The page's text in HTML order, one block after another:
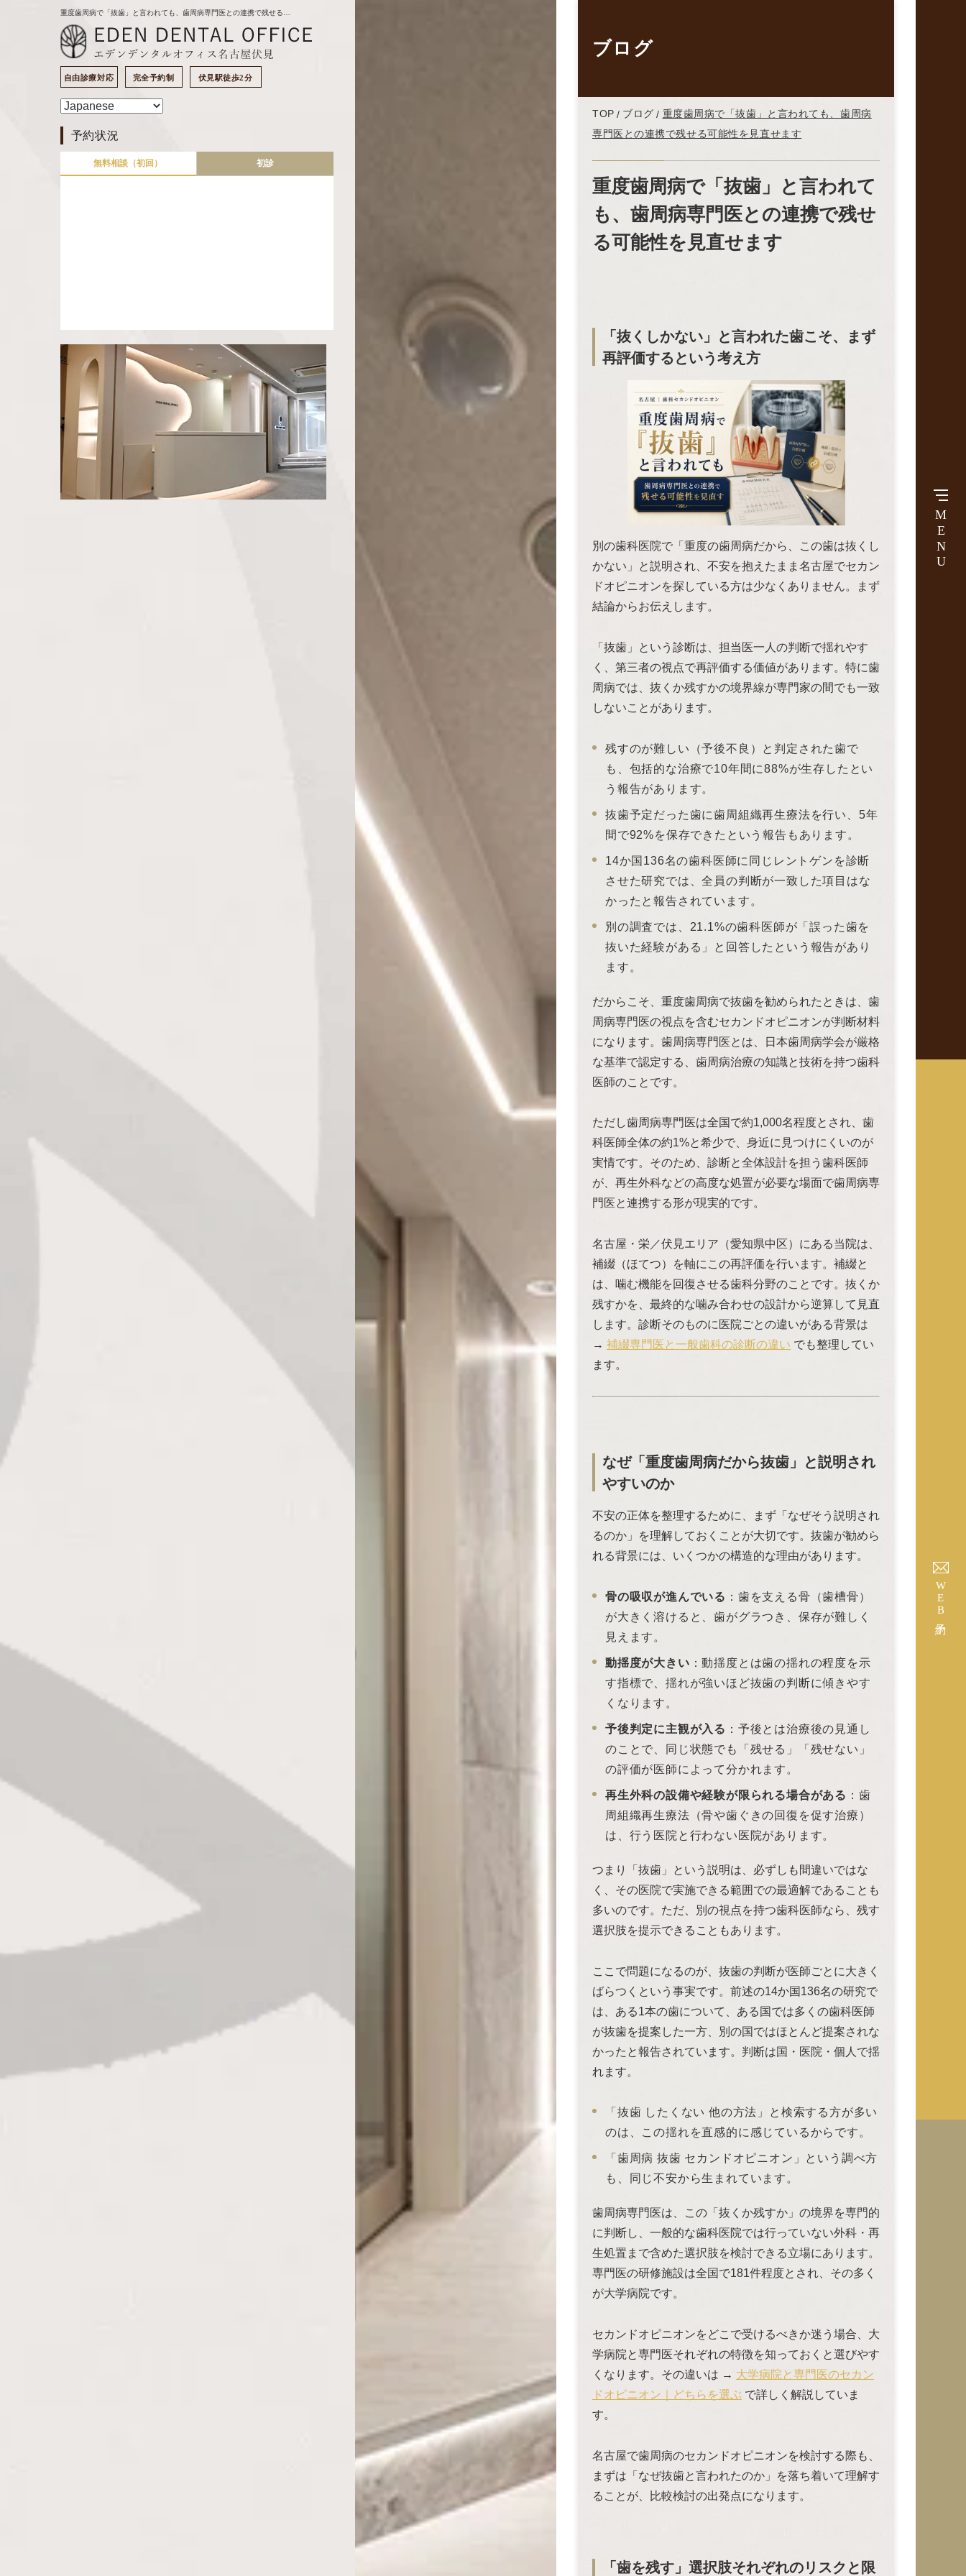
自由診療対応 完全予約制 伏見駅徒歩2分
予約状況
無料相談（初回） 初診
MENU
WEB予約
ブログ
TOP ブログ
重度歯周病で「抜歯」と言われても、歯周病
専門医との連携で残せる可能性を見直せます
重度歯周病で「抜歯」と言われて
も、歯周病専門医との連携で残せ
る可能性を見直せます
「抜くしかない」と言われた歯こそ、まず
再評価するという考え方
別の歯科医院で「重度の歯周病だから、この歯は抜くし
かない」と説明され、不安を抱えたまま名古屋でセカン
ドオピニオンを探している方は少なくありません。まず
結論からお伝えします。
「抜歯」という診断は、担当医一人の判断で揺れやす
く、第三者の視点で再評価する価値があります。特に歯
周病では、抜くか残すかの境界線が専門家の間でも一致
しないことがあります。
残すのが難しい（予後不良）と判定された歯で
も、包括的な治療で10年間に88%が生存したとい
う報告があります。
抜歯予定だった歯に歯周組織再生療法を行い、5年
間で92%を保存できたという報告もあります。
14か国136名の歯科医師に同じレントゲンを診断
させた研究では、全員の判断が一致した項目はな
かったと報告されています。
別の調査では、21.1%の歯科医師が「誤った歯を
抜いた経験がある」と回答したという報告があり
ます。
だからこそ、重度歯周病で抜歯を勧められたときは、歯
周病専門医の視点を含むセカンドオピニオンが判断材料
になります。歯周病専門医とは、日本歯周病学会が厳格
な基準で認定する、歯周病治療の知識と技術を持つ歯科
医師のことです。
ただし歯周病専門医は全国で約1,000名程度とされ、歯
科医師全体の約1%と希少で、身近に見つけにくいのが
実情です。そのため、診断と全体設計を担う歯科医師
が、再生外科などの高度な処置が必要な場面で歯周病専
門医と連携する形が現実的です。
名古屋・栄／伏見エリア（愛知県中区）にある当院は、
補綴（ほてつ）を軸にこの再評価を行います。補綴と
は、噛む機能を回復させる歯科分野のことです。抜くか
残すかを、最終的な噛み合わせの設計から逆算して見直
します。診断そのものに医院ごとの違いがある背景は
→ 補綴専門医と一般歯科の診断の違い でも整理してい
ます。
なぜ「重度歯周病だから抜歯」と説明され
やすいのか
不安の正体を整理するために、まず「なぜそう説明され
るのか」を理解しておくことが大切です。抜歯が勧めら
れる背景には、いくつかの構造的な理由があります。
骨の吸収が進んでいる ：歯を支える骨（歯槽骨）
が大きく溶けると、歯がグラつき、保存が難しく
見えます。
動揺度が大きい ：動揺度とは歯の揺れの程度を示
す指標で、揺れが強いほど抜歯の判断に傾きやす
くなります。
予後判定に主観が入る ：予後とは治療後の見通し
のことで、同じ状態でも「残せる」「残せない」
の評価が医師によって分かれます。
再生外科の設備や経験が限られる場合がある ：歯
周組織再生療法（骨や歯ぐきの回復を促す治療）
は、行う医院と行わない医院があります。
つまり「抜歯」という説明は、必ずしも間違いではな
く、その医院で実施できる範囲での最適解であることも
多いのです。ただ、別の視点を持つ歯科医師なら、残す
選択肢を提示できることもあります。
ここで問題になるのが、抜歯の判断が医師ごとに大きく
ばらつくという事実です。前述の14か国136名の研究で
は、ある1本の歯について、ある国では多くの歯科医師
が抜歯を提案した一方、別の国ではほとんど提案されな
かったと報告されています。判断は国・医院・個人で揺
れます。
「抜歯 したくない 他の方法」と検索する方が多い
のは、この揺れを直感的に感じているからです。
「歯周病 抜歯 セカンドオピニオン」という調べ方
も、同じ不安から生まれています。
歯周病専門医は、この「抜くか残すか」の境界を専門的
に判断し、一般的な歯科医院では行っていない外科・再
生処置まで含めた選択肢を検討できる立場にあります。
専門医の研修施設は全国で181件程度とされ、その多く
が大学病院です。
セカンドオピニオンをどこで受けるべきか迷う場合、大
学病院と専門医それぞれの特徴を知っておくと選びやす
くなります。その違いは → 大学病院と専門医のセカン
ドオピニオン｜どちらを選ぶ で詳しく解説していま
す。
名古屋で歯周病のセカンドオピニオンを検討する際も、
まずは「なぜ抜歯と言われたのか」を落ち着いて理解す
ることが、比較検討の出発点になります。
「歯を残す」選択肢それぞれのリスクと限